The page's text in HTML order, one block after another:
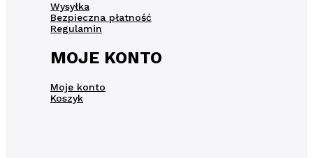
Wysyłka
Bezpieczna płatność
Regulamin
MOJE KONTO
Moje konto
Koszyk